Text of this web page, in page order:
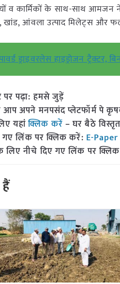
व कार्मिकों के साथ-साथ आमजन ने
आंवला उत्पाद मिलेट्स और
ड्राइवरलेस हाइड्रोजन
पढ़ा: हमसे जुड़ें
आप अपने मनपसंद प्लेटफॉर्म पे
यहांक्लिक करें – घर बैठे
लिंक पर क्लिक करें: E-Paper
नीचे दिए गए लिंक पर